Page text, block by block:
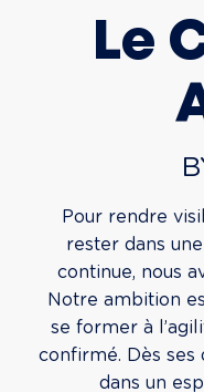
Le
Pour rendre
rester dans
continue, nous
Notre ambition
se former à
confirmé. Dès ses
dans un